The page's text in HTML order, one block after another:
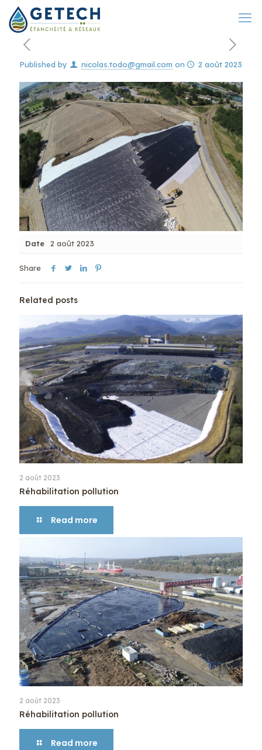
Published by nicolas.todo@gmail.com on 2 août 2023
Date 2 août 2023
Share
Related posts
2 août 2023
Réhabilitation pollution
Read more
2 août 2023
Réhabilitation pollution
Read more